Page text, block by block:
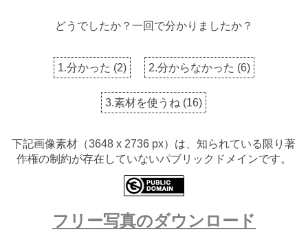
どうでしたか？一回で分かりましたか？
1.分かった (2) 2.分からなかった (6)
3.素材を使うね (16)
下記画像素材（3648 x 2736 px）は、知られている限り著
作権の制約が存在していないパブリックドメインです。
フリー写真のダウンロード